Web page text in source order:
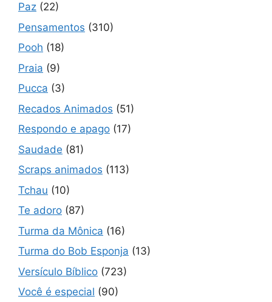
Paz (22)
Pensamentos (310)
Pooh (18)
Praia (9)
Pucca (3)
Recados Animados (51)
Respondo e apago (17)
Saudade (81)
Scraps animados (113)
Tchau (10)
Te adoro (87)
Turma da Mônica (16)
Turma do Bob Esponja (13)
Versículo Bíblico (723)
Você é especial (90)